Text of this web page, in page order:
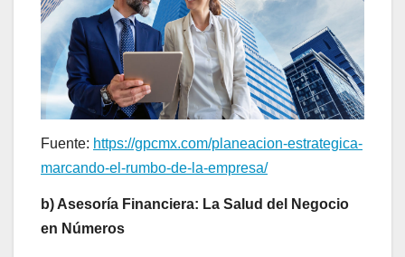
Fuente: https://gpcmx.com/planeacion-estrategica-
marcando-el-rumbo-de-la-empresa/
b) Asesoría Financiera: La Salud del Negocio
en Números